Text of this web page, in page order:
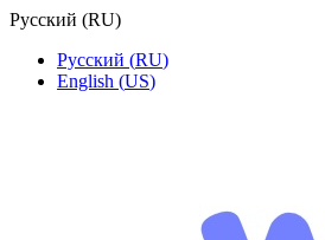
Русский (RU)
Русский (RU)
English (US)